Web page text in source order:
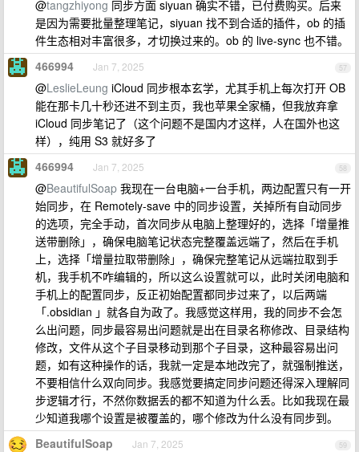
@tangzhiyong 同步方面 siyuan 确实不错，已付费购买。后来
是因为需要批量整理笔记，siyuan 找不到合适的插件，ob 的插
件生态相对丰富很多，才切换过来的。ob 的 live-sync 也不错。
57
466994 Jan 7, 2025
@LeslieLeung iCloud 同步根本玄学，尤其手机上每次打开 OB
能在那卡几十秒还进不到主页，我也苹果全家桶，但我放弃拿
iCloud 同步笔记了（这个问题不是国内才这样，人在国外也这
样），纯用 S3 就好多了
58
466994 Jan 7, 2025
@BeautifulSoap 我现在一台电脑+一台手机，两边配置只有一开
始同步，在 Remotely-save 中的同步设置，关掉所有自动同步
的选项，完全手动，首次同步从电脑上整理好的，选择「增量推
送带删除」，确保电脑笔记状态完整覆盖远端了，然后在手机
上，选择「增量拉取带删除」，确保完整笔记从远端拉取到手
机，我手机不咋编辑的，所以这么设置就可以，此时关闭电脑和
手机上的配置同步，反正初始配置都同步过来了，以后两端
「.obsidian 」就各自为政了。我感觉这样用，我的同步不会怎
么出问题，同步最容易出问题就是出在目录名称修改、目录结构
修改，文件从这个子目录移动到那个子目录，这种最容易出问
题，如有这种操作的话，我就一定是本地改完了，就强制推送，
不要相信什么双向同步。我感觉要搞定同步问题还得深入理解同
步逻辑才行，不然你数据丢的都不知道为什么丢。比如我现在最
少知道我哪个设置是被覆盖的，哪个修改为什么没有同步到。
59
BeautifulSoap Jan 7, 2025